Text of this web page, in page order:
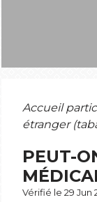
Accueil
étranger
PEUT-
Vérifié le 29